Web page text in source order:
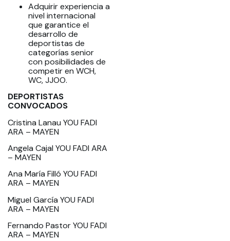
Adquirir experiencia a
nivel internacional
que garantice el
desarrollo de
deportistas de
categorías senior
con posibilidades de
competir en WCH,
WC, JJOO.
DEPORTISTAS
CONVOCADOS
Cristina Lanau YOU FADI
ARA – MAYEN
Angela Cajal YOU FADI ARA
– MAYEN
Ana María Filló YOU FADI
ARA – MAYEN
Miguel García YOU FADI
ARA – MAYEN
Fernando Pastor YOU FADI
ARA – MAYEN